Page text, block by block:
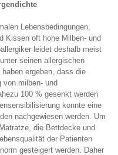
Lebensbedingungen,
Kissen oft hohe Milben- und
leidet deshalb meist
seinen allergischen
ergeben, dass die
von milben- und
100 % gesenkt werden
konnte eine
nachgewiesen werden. Um
die Bettdecke und
der Patienten
gesteigert werden. Daher